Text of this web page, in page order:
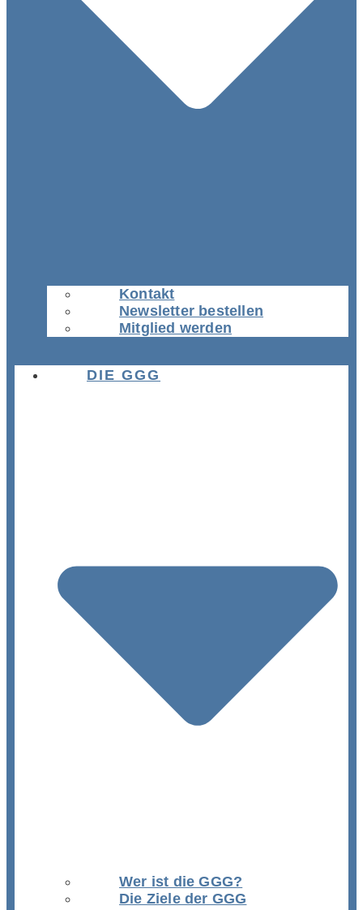
Kontakt
Newsletter bestellen
Mitglied werden
DIE GGG
Wer ist die GGG?
Die Ziele der GGG